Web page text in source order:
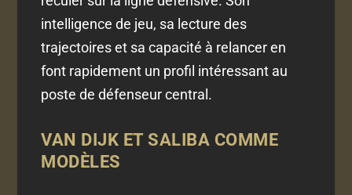
intelligence de jeu, sa lecture des
trajectoires et sa capacité à relancer en
font rapidement un profil intéressant au
poste de défenseur central.
VAN DIJK ET SALIBA COMME
MODÈLES